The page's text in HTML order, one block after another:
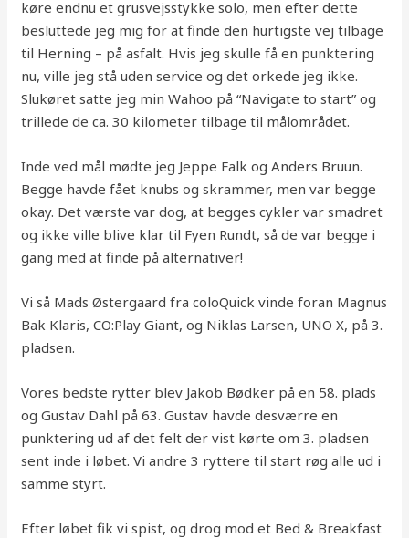
køre endnu et grusvejsstykke solo, men efter dette
besluttede jeg mig for at finde den hurtigste vej tilbage
til Herning – på asfalt. Hvis jeg skulle få en punktering
nu, ville jeg stå uden service og det orkede jeg ikke.
Slukøret satte jeg min Wahoo på “Navigate to start” og
trillede de ca. 30 kilometer tilbage til målområdet.
Inde ved mål mødte jeg Jeppe Falk og Anders Bruun.
Begge havde fået knubs og skrammer, men var begge
okay. Det værste var dog, at begges cykler var smadret
og ikke ville blive klar til Fyen Rundt, så de var begge i
gang med at finde på alternativer!
Vi så Mads Østergaard fra coloQuick vinde foran Magnus
Bak Klaris, CO:Play Giant, og Niklas Larsen, UNO X, på 3.
pladsen.
Vores bedste rytter blev Jakob Bødker på en 58. plads
og Gustav Dahl på 63. Gustav havde desværre en
punktering ud af det felt der vist kørte om 3. pladsen
sent inde i løbet. Vi andre 3 ryttere til start røg alle ud i
samme styrt.
Efter løbet fik vi spist, og drog mod et Bed & Breakfast